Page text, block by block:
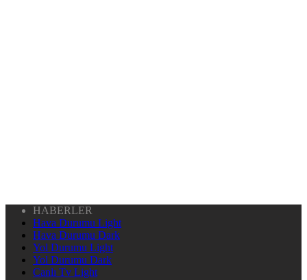
HABERLER
Hava Durumu Light
Hava Durumu Dark
Yol Durumu Light
Yol Durumu Dark
Canlı Tv Light